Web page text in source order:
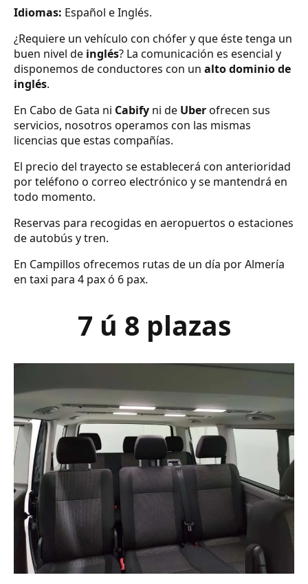
Idiomas: Español e Inglés.
¿Requiere un vehículo con chófer y que éste tenga un
buen nivel de inglés? La comunicación es esencial y
disponemos de conductores con un alto dominio de
inglés.
En Cabo de Gata ni Cabify ni de Uberofrecen sus
servicios, nosotros operamos con las mismas
licencias que estas compañías.
El precio del trayecto se establecerá con anterioridad
por teléfono o correo electrónico y se mantendrá en
todo momento.
Reservas para recogidas en aeropuertos o estaciones
de autobús y tren.
En Campillos ofrecemos rutas de un día por Almería
en taxi para 4 pax ó 6 pax.
7 ú 8 plazas